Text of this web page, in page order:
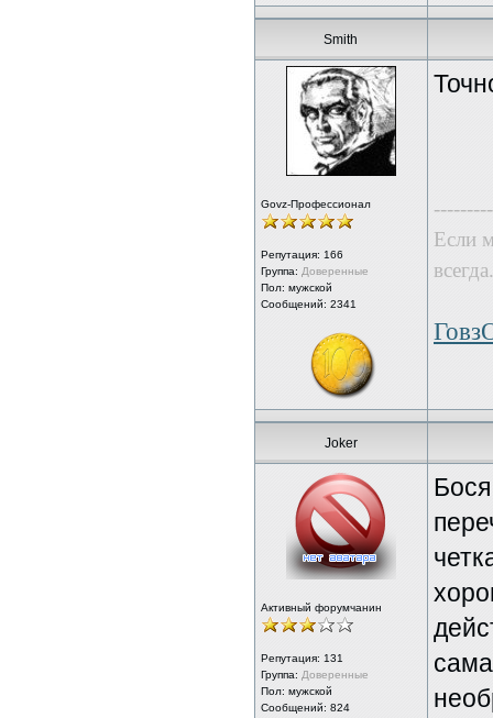
Smith
Govz-Профессионал
Репутация: 166
Группа: Доверенные
Пол: мужской
Сообщений: 2341
Если
всегда.
Joker
Активный форумчанин
Репутация: 131
Группа: Доверенные
Пол: мужской
Сообщений: 824